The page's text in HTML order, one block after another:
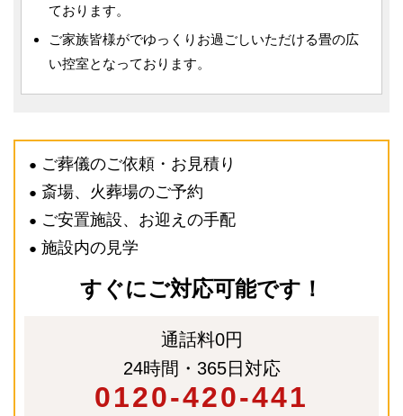
ております。
ご家族皆様がでゆっくりお過ごしいただける畳の広
い控室となっております。
● ご葬儀のご依頼・お見積り
● 斎場、火葬場のご予約
● ご安置施設、お迎えの手配
● 施設内の見学
すぐにご対応可能です！
通話料0円
24時間・365日対応
0120-420-441